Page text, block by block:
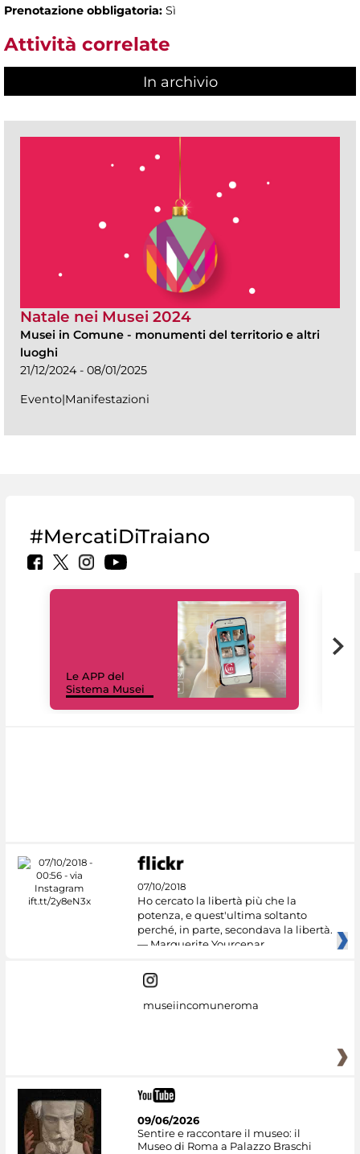
Prenotazione obbligatoria: Sì
Attività correlate
In archivio
Natale nei Musei 2024
Musei in Comune - monumenti del territorio e altri
luoghi
21/12/2024 - 08/01/2025
Evento|Manifestazioni
#MercatiDiTraiano
Le APP del
Sistema Musei
07/10/2018
Ho cercato la libertà più che la
potenza, e quest'ultima soltanto
perché, in parte, secondava la libertà.
— Marguerite Yourcenar
museiincomuneroma
09/06/2026
Sentire e raccontare il museo: il
Museo di Roma a Palazzo Braschi